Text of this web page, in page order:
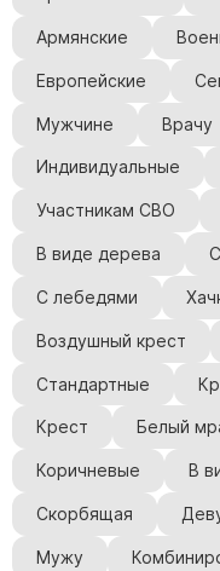
Армянские
Европейские
Мужчине Врачу
Индивидуальные
Участникам СВО
В виде дерева
С лебедями
Воздушный крест
Стандартные
Крест Белый
Коричневые В
Скорбящая
Мужу